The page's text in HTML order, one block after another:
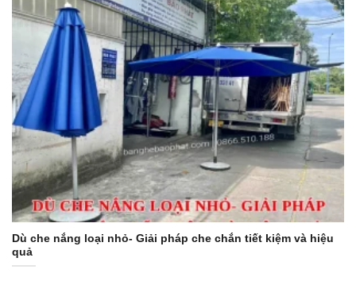
Dù che nắng loại nhỏ- Giải pháp che chắn tiết kiệm và hiệu
quả